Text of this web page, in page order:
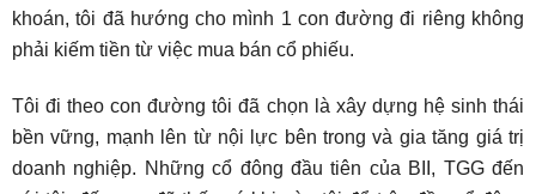
khoán, tôi đã hướng cho mình 1 con đường đi riêng không
phải kiếm tiền từ việc mua bán cổ phiếu.
Tôi đi theo con đường tôi đã chọn là xây dựng hệ sinh thái
bền vững, mạnh lên từ nội lực bên trong và gia tăng giá trị
doanh nghiệp. Những cổ đông đầu tiên của BII, TGG đến